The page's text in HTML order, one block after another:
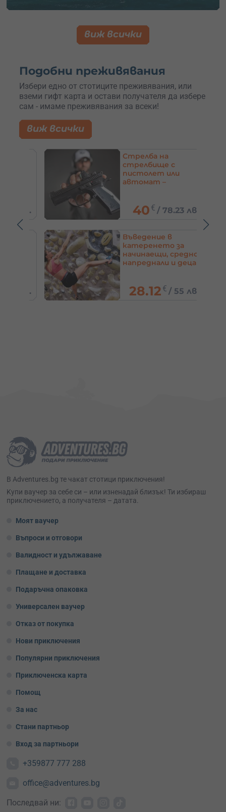
виж всички
Подобни преживявания
Избери едно от стотиците преживявания, или
вземи гифт карта и остави получателя да избере
сам - имаме преживявания за всеки!
виж всички
Стрелба на
стрелбище с
пистолет или
автомат –
Хасково
40€/78.23 лв.
Въведение в
катеренето за
начинаещи, средно
напреднали и деца
– София и Пловдив
28.12€/55 лв.
В Adventures.bg те чакат стотици приключения!
Kупи ваучер за себе си – или изненадай близък! Ти избираш
приключението, а получателя – датата.
Моят ваучер
Въпроси и отговори
Валидност и удължаване
Плащане и доставка
Подаръчна опаковка
Универсален ваучер
Отказ от покупка
Нови приключения
Популярни приключения
Приключенска карта
Помощ
За нас
Стани партньор
Вход за партньори
+359877 777 288
office@adventures.bg
Последвай ни: